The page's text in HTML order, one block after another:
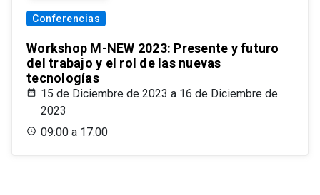
Conferencias
Workshop M-NEW 2023: Presente y futuro
del trabajo y el rol de las nuevas
tecnologías
15 de Diciembre de 2023 a 16 de Diciembre de
2023
09:00 a 17:00